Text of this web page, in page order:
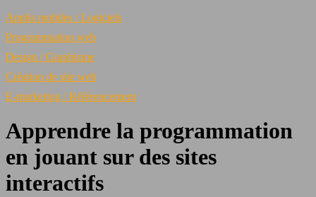
Applis mobiles / Logiciels
Programmation web
Design / Graphisme
Création de site web
E-marketing / Référencement
Apprendre la programmation
en jouant sur des sites
interactifs